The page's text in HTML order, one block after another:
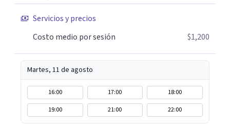
Servicios y precios
Costo medio por sesión
$1,200
Martes, 11 de agosto
16:00 17:00
18:00
19:00
21:00 22:00